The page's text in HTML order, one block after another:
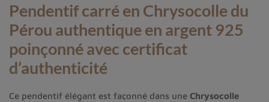
Pendentif carré en Chrysocolle du
Pérou authentique en argent 925
poinçonné avec certificat
d’authenticité
Ce pendentif élégant est façonné dans une Chrysocolle